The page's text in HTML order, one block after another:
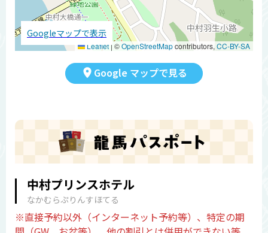
Leaflet | ©OpenStreetMapcontributors,CC-BY-SA
Googleマップで表示
Google マップで見る
中村プリンスホテル
なかむらぷりんすほてる
※直接予約以外（インターネット予約等）、特定の期